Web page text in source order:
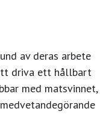
av deras arbete
driva ett hållbart
med matsvinnet,